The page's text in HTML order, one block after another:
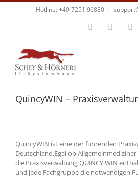
Zum
Hotline: +49 7251 96880 |
Facebook
QuincyWIN –
QuincyWIN ist eine der führenden
Deutschland.Egal ob
die Praxisverwaltung QUINCY WIN
und jede Fachgruppe die notwendigen